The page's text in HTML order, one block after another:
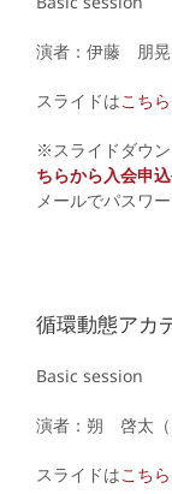
演者：伊藤 朋晃
スライドはこちら
※スライドダウ
ちらから入会申
メールでパスワ
循環動態アカ
Basic
演者：朔 啓太（
スライドはこちら